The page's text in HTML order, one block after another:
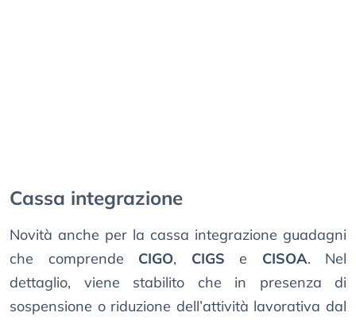
Cassa integrazione
Novità anche per la cassa integrazione guadagni
che comprende CIGO, CIGS e CISOA. Nel
dettaglio, viene stabilito che in presenza di
sospensione o riduzione dell’attività lavorativa dal